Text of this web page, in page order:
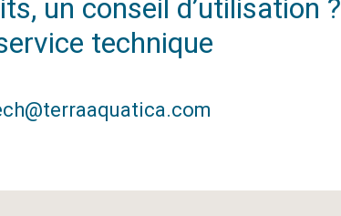
un conseil d’utilisation ?
technique